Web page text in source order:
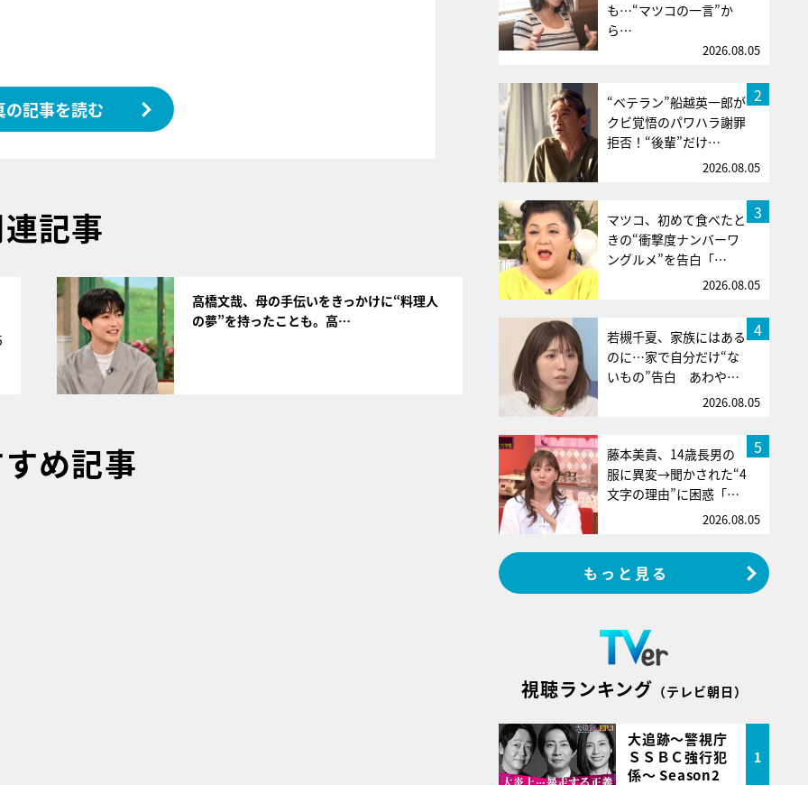
の記事を読む
記事
高橋文哉、母の手伝いをきっかけに“料理人
の夢”を持ったことも。高…
め記事
も…“マツコの一言”か
ら…
2026.08.05
2
“ベテラン”船越英一郎が
クビ覚悟のパワハラ謝罪
拒否！“後輩”だけ…
2026.08.05
3
マツコ、初めて食べたと
きの“衝撃度ナンバーワ
ングルメ”を告白「…
2026.08.05
4
若槻千夏、家族にはある
のに…家で自分だけ“な
いもの”告白 あわや…
2026.08.05
5
藤本美貴、14歳長男の
服に異変→聞かされた“4
文字の理由”に困惑「…
2026.08.05
もっと見る
視聴ランキング （テレビ朝日）
大追跡～警視庁
ＳＳＢＣ強行犯
係～ Season2
1